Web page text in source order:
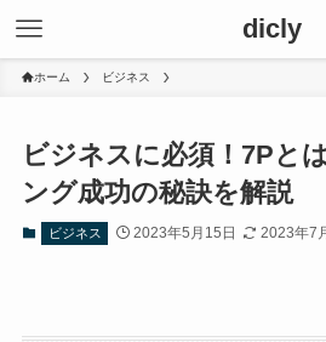
dicly
ホーム ビジネス
ビジネスに必須！7Pと
ング成功の秘訣を解説
ビジネス 2023年5月15日 2023年7